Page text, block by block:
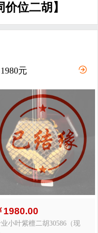
价位二胡】
元
1980.00
小叶紫檀二胡30586（现